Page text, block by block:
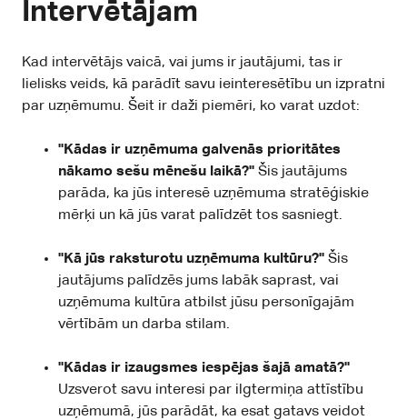
Intervētājam
Kad intervētājs vaicā, vai jums ir jautājumi, tas ir
lielisks veids, kā parādīt savu ieinteresētību un izpratni
par uzņēmumu. Šeit ir daži piemēri, ko varat uzdot:
"Kādas ir uzņēmuma galvenās prioritātes
nākamo sešu mēnešu laikā?" Šis jautājums
parāda, ka jūs interesē uzņēmuma stratēģiskie
mērķi un kā jūs varat palīdzēt tos sasniegt.
"Kā jūs raksturotu uzņēmuma kultūru?" Šis
jautājums palīdzēs jums labāk saprast, vai
uzņēmuma kultūra atbilst jūsu personīgajām
vērtībām un darba stilam.
"Kādas ir izaugsmes iespējas šajā amatā?"
Uzsverot savu interesi par ilgtermiņa attīstību
uzņēmumā, jūs parādāt, ka esat gatavs veidot